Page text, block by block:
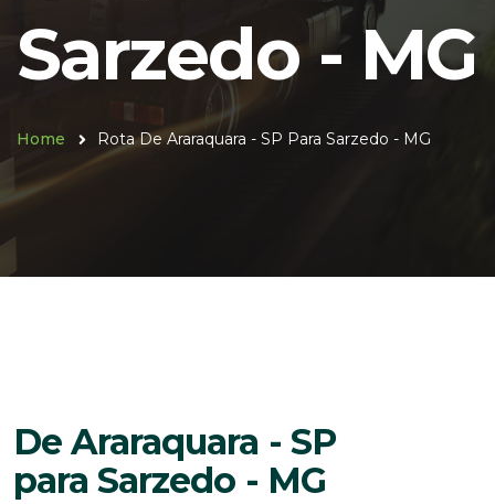
Sarzedo - MG
Home Rota De Araraquara - SP Para Sarzedo - MG
De Araraquara - SP
para Sarzedo - MG